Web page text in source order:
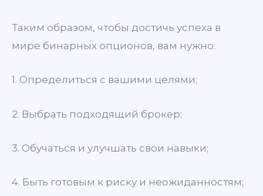
Таким образом, чтобы достичь успеха в
мире бинарных опционов, вам нужно:
1. Определиться с вашими целями;
2. Выбрать подходящий брокер;
3. Обучаться и улучшать свои навыки;
4. Быть готовым к риску и неожиданностям;